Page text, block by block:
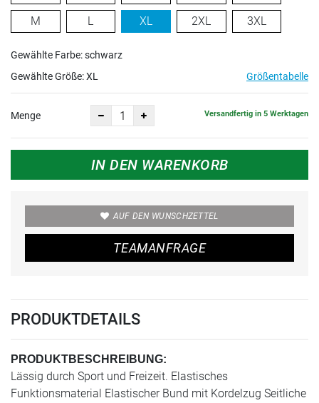
M L XL 2XL 3XL
Gewählte Farbe: schwarz
Gewählte Größe:XL Größentabelle
Menge Versandfertig in 5 Werktagen
IN DEN WARENKORB
AUF DEN WUNSCHZETTEL
TEAMANFRAGE
PRODUKTDETAILS
PRODUKTBESCHREIBUNG:
Lässig durch Sport und Freizeit. Elastisches
Funktionsmaterial Elastischer Bund mit Kordelzug Seitliche